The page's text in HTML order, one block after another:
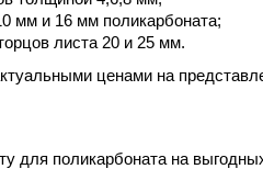
мм и 16 мм поликарбоната;
листа 20 и 25 мм.
ценами на
для поликарбоната на